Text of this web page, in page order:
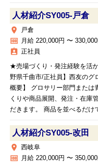
人材紹介SY005‐戸倉
place 戸倉
money 月給 220,000円 〜 330,000
assignment_ind 正社員
★売場づくり・発注経験を活
野県千曲市/正社員】西友のグ
概要】 グロサリー部門または
くりや商品展開、発注・在庫
だきます。 商品を並べるだけ
人材紹介SY005‐改田
place 西岐阜
money 月給 220,000円 〜 350,000